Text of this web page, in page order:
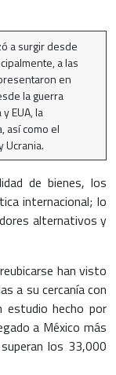
a surgir desde
a las
en
la guerra
EUA, la
así como el
Ucrania.
de bienes, los
internacional; lo
alternativos y
han visto
a su cercanía con
estudio hecho por
a México más
los 33,000